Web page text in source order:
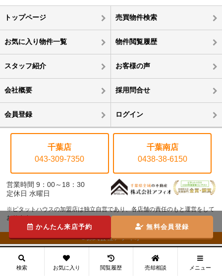
トップページ 売買物件検索
お気に入り物件一覧 物件閲覧履歴
スタッフ紹介 お客様の声
会社概要 採用問合せ
会員登録 ログイン
千葉店
043-309-7350
千葉南店
0438-38-6150
営業時間 9：00～18：30
定休日 水曜日
※ピタットハウスの加盟店は独立自営であり、各店舗の責任のもと運営をして
おります。
©株式会社アフィオ
かんたん来店予約 無料会員登録
検索 お気に入り 閲覧履歴 売却相談 メニュー